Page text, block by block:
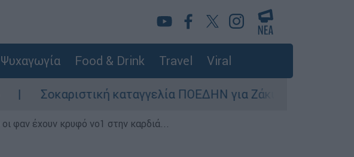
Ψυχαγωγία Food & Drink Travel Viral
καταγγελία ΠΟΕΔΗΝ για Ζάκυνθο: Οκτώ γυναίκες
φαν έχουν κρυφό νο1 στην καρδιά...